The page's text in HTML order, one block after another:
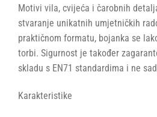
Motivi vila, cvijeća i čarobnih
stvaranje unikatnih umjetničkih
praktičnom formatu, bojanka se
torbi. Sigurnost je također
skladu s EN71 standardima i ne
Karakteristike